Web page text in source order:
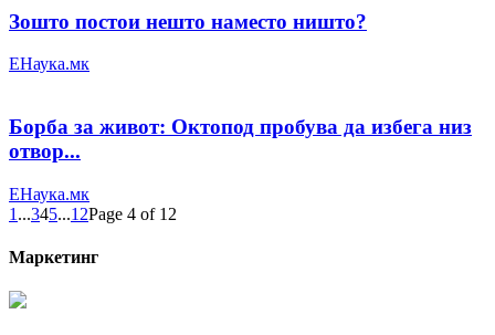
Зошто постои нешто наместо ништо?
ЕНаука.мк
Борба за живот: Октопод пробува да избега низ
отвор...
ЕНаука.мк
1 ...345...12Page 4 of 12
Маркетинг